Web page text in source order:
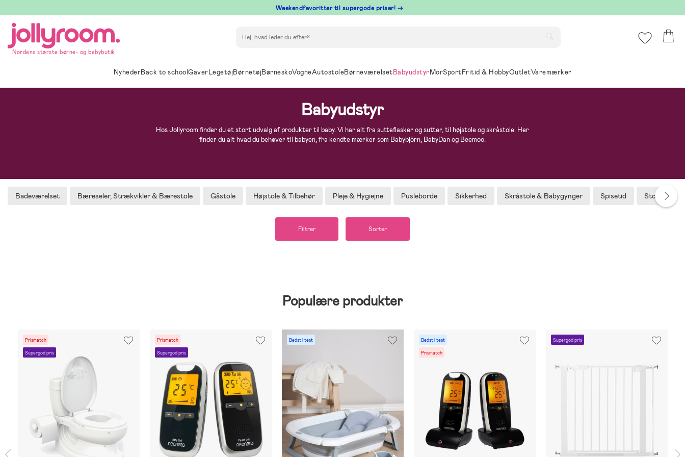
till
innehållet
⁠ Weekendfavoritter til supergode priser! →
Nordens største børne- og babybutik
NyhederBack to schoolGaverLegetøjBørnetøjBørneskoVogneAutostoleBørneværelsetBabyudstyrMorSportFritid & HobbyOutletVaremærker
Babyudstyr
Hos Jollyroom finder du et stort udvalg af produkter til baby. Vi har alt fra sutteflasker og sutter, til højstole og skråstole. Her
finder du alt hvad du behøver til babyen, fra kendte mærker som Babybjörn, BabyDan og Beemoo.
Badeværelset Bæreseler, Strækvikler & Bærestole Gåstole Højstole & Tilbehør Pleje & Hygiejne Pusleborde Sikkerhed Skråstole & Babygynger Spisetid Stofbleer,
Filtrer Sorter
Populære produkter
Prismatch
Supergod pris
Prismatch
Supergod pris
Bedst i test Bedst i test
Prismatch
Supergod pris